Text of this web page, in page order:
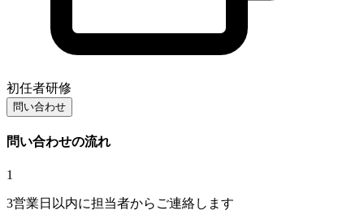
初任者研修
問い合わせ
問い合わせの流れ
1
3営業日以内に担当者からご連絡します